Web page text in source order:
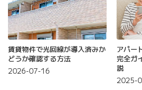
賃貸物件で光回線が導入済みか
どうか確認する方法
2026-07-16
アパー
完全ガ
説
2025-